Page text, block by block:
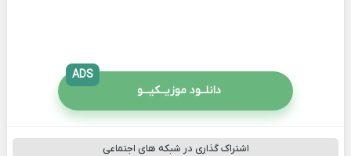
دانلــود موزیــکیـــو
ADS
اشتراک گذاری در شبکه های اجتماعی